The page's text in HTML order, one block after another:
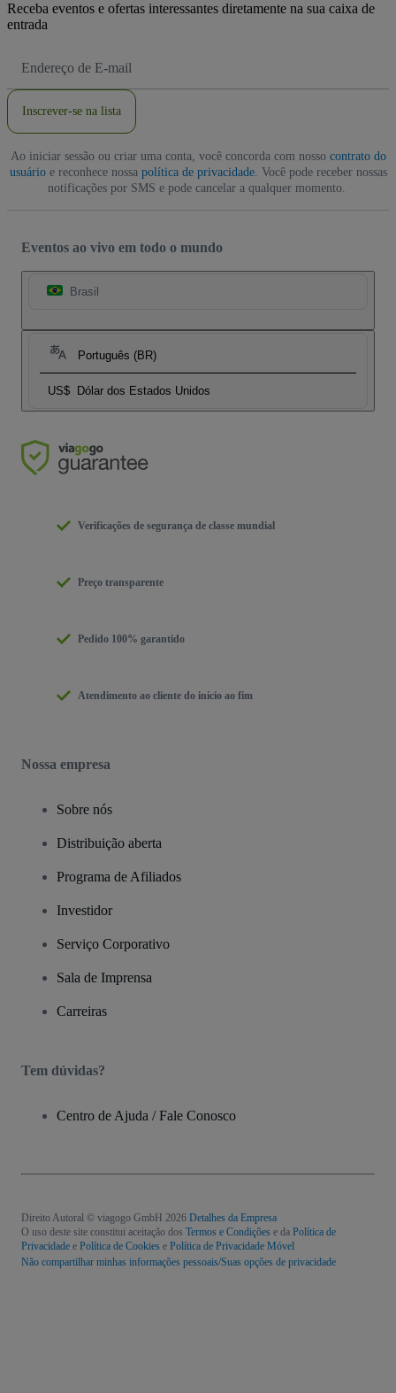
Receba eventos e ofertas interessantes diretamente na sua caixa de
entrada
de
Inscrever-se na lista
Ao iniciar sessão ou criar uma conta, você concorda com nosso contrato do
usuárioe reconhece nossa política de privacidade. Você pode receber nossas
notificações por SMS e pode cancelar a qualquer momento.
Eventos ao vivo em todo o mundo
Brasil
Português (BR)
US$ Dólar dos Estados Unidos
Verificações de segurança de classe mundial
Preço transparente
Pedido 100% garantido
Atendimento ao cliente do início ao fim
Nossa empresa
Sobre nós
Distribuição aberta
Programa de Afiliados
Investidor
Serviço Corporativo
Sala de Imprensa
Carreiras
Tem dúvidas?
Centro de Ajuda / Fale Conosco
Direito Autoral © viagogo GmbH 2026 Detalhes da Empresa
O uso deste site constitui aceitação dos Termos e Condições e da Política de
Privacidade e Política de Cookies e Política de Privacidade Móvel
Não compartilhar minhas informações pessoais/Suas opções de privacidade